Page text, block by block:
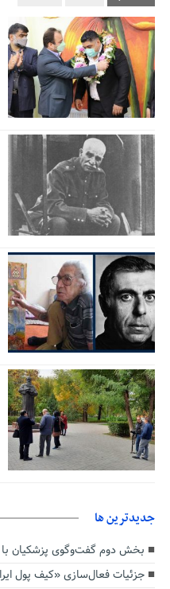
0:58
تسهیلات اشتغالزایی در
اولویت‌های گیلان پرداخت شود
2:53
زمان جلسه سرنوشت‌ساز
قلعه‌نویی مشخص شد
2:50
دفتر رهبر انقلاب: مطالب
2:46
بقائی: فضای مذاکرات فنی
هرمز، مثبت است
رئیس سازمان جهاد
دریافت یارانه کود اقدام کنند
1:00 تمدید مهلت اظهارنامه‌های مالیاتی سال ۱۴۰۴ تا
جديدترين ها
بخش دوم گفت‌وگوی پزشکیان
جزئیات فعال‌سازی «کیف پول